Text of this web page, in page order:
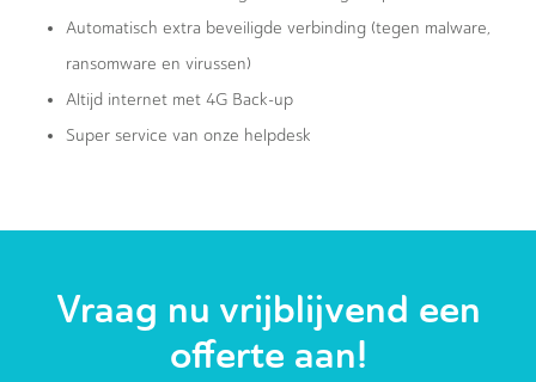
Automatisch extra beveiligde verbinding (tegen malware,
ransomware en virussen)
Altijd internet met 4G Back-up
Super service van onze helpdesk
Vraag nu vrijblijvend een
offerte aan!